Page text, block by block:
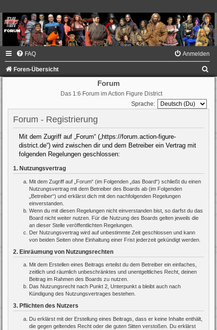
FAQ Anmelden
Foren-Übersicht
Forum
Das 1:6 Forum im Action Figure District
Sprache:
Forum - Registrierung
Mit dem Zugriff auf „Forum“ („https://forum.action-figure-
district.de“) wird zwischen dir und dem Betreiber ein Vertrag mit
folgenden Regelungen geschlossen:
1. Nutzungsvertrag
Mit dem Zugriff auf „Forum“ (im Folgenden „das Board“) schließt du einen
Nutzungsvertrag mit dem Betreiber des Boards ab (im Folgenden
„Betreiber“) und erklärst dich mit den nachfolgenden Regelungen
einverstanden.
Wenn du mit diesen Regelungen nicht einverstanden bist, so darfst du das
Board nicht weiter nutzen. Für die Nutzung des Boards gelten jeweils die
an dieser Stelle veröffentlichten Regelungen.
Der Nutzungsvertrag wird auf unbestimmte Zeit geschlossen und kann
von beiden Seiten ohne Einhaltung einer Frist jederzeit gekündigt werden.
2. Einräumung von Nutzungsrechten
Mit dem Erstellen eines Beitrags erteilst du dem Betreiber ein einfaches,
zeitlich und räumlich unbeschränktes und unentgeltliches Recht, deinen
Beitrag im Rahmen des Boards zu nutzen.
Das Nutzungsrecht nach Punkt 2, Unterpunkt a bleibt auch nach
Kündigung des Nutzungsvertrages bestehen.
3. Pflichten des Nutzers
Du erklärst mit der Erstellung eines Beitrags, dass er keine Inhalte enthält,
die gegen geltendes Recht oder die guten Sitten verstoßen. Du erklärst